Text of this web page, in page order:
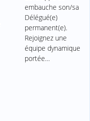
embauche son/sa
Délégué(e)
permanent(e).
Rejoignez une
équipe dynamique
portée…